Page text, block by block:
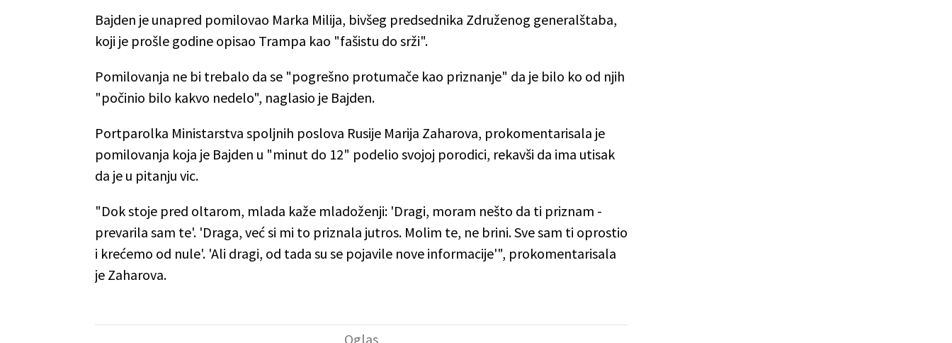
Bajden je unapred pomilovao Marka Milija, bivšeg predsednika Združenog generalštaba,
koji je prošle godine opisao Trampa kao "fašistu do srži".
Pomilovanja ne bi trebalo da se "pogrešno protumače kao priznanje" da je bilo ko od njih
"počinio bilo kakvo nedelo", naglasio je Bajden.
Portparolka Ministarstva spoljnih poslova Rusije Marija Zaharova, prokomentarisala je
pomilovanja koja je Bajden u "minut do 12" podelio svojoj porodici, rekavši da ima utisak
da je u pitanju vic.
"Dok stoje pred oltarom, mlada kaže mladoženji: 'Dragi, moram nešto da ti priznam -
prevarila sam te'. 'Draga, već si mi to priznala jutros. Molim te, ne brini. Sve sam ti oprostio
i krećemo od nule'. 'Ali dragi, od tada su se pojavile nove informacije'", prokomentarisala
je Zaharova.